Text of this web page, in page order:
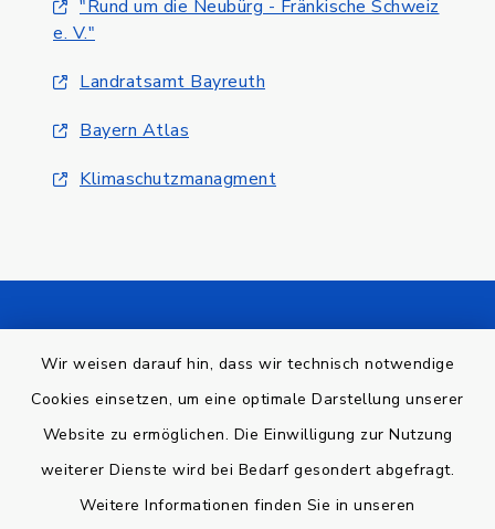
Wir weisen darauf hin, dass wir technisch notwendige
Cookies einsetzen, um eine optimale Darstellung unserer
Website zu ermöglichen. Die Einwilligung zur Nutzung
weiterer Dienste wird bei Bedarf gesondert abgefragt.
Weitere Informationen finden Sie in unseren
"Rund um die Neubürg - Fränkische Schweiz
e. V."
Landratsamt Bayreuth
Bayern Atlas
Klimaschutzmanagment
Barrierefreiheit
Datenschutz
Impressum